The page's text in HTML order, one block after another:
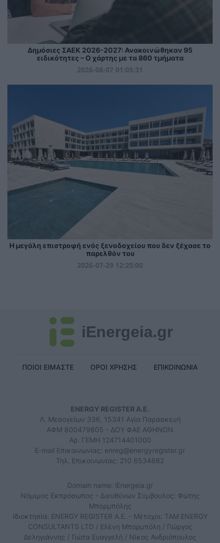
Δημόσιες ΣΑΕΚ 2026-2027: Ανακοινώθηκαν 95
ειδικότητες – Ο χάρτης με τα 860 τμήματα
2026-08-07 01:05:31
Η μεγάλη επιστροφή ενός ξενοδοχείου που δεν ξέχασε το
παρελθόν του
2026-07-29 12:25:00
iEnergeia.gr
ΠΟΙΟΙ ΕΙΜΑΣΤΕ ΟΡΟΙ ΧΡΗΣΗΣ ΕΠΙΚΟΙΝΩΝΙΑ
ENERGY REGISTER Α.Ε.
Λ. Μεσογείων 336, 15341 Αγία Παρασκευή
ΑΦΜ 800479805 - ΔΟΥ ΦΑΕ ΑΘΗΝΩΝ
Αρ. ΓΕΜΗ 124714401000
E-mail Επικοινωνίας: enreg@energyregister.gr
Τηλ. Επικοινωνίας: 210 6534882
Domain name: iEnergeia.gr
Νόμιμος Εκπρόσωπος - Διευθύνων Σύμβουλος: Φώτης
Μπορμπόλης
Ιδιοκτησία: ENERGY REGISTER Α.Ε. - Μέτοχοι: TAM ENERGY
CONSULTANTS LTD / Ελένη Μπορμπόλη / Γιώργος
Δεληγιάννης / Γιώτα Ευαγγελή / Νίκος Ανδριόπουλος